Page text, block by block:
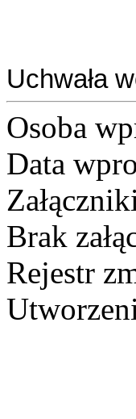
Uchwała
Osoba
Data
Brak
Rejestr